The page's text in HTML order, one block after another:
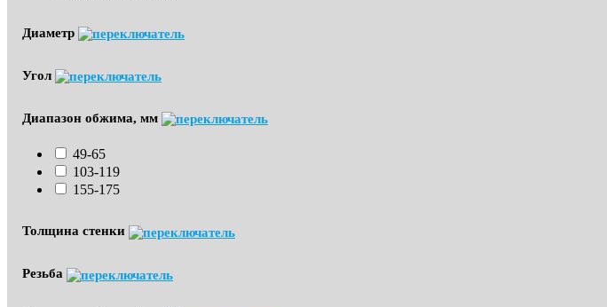
Диаметр
Угол
Диапазон обжима, мм
49-65
103-119
155-175
Толщина стенки
Резьба